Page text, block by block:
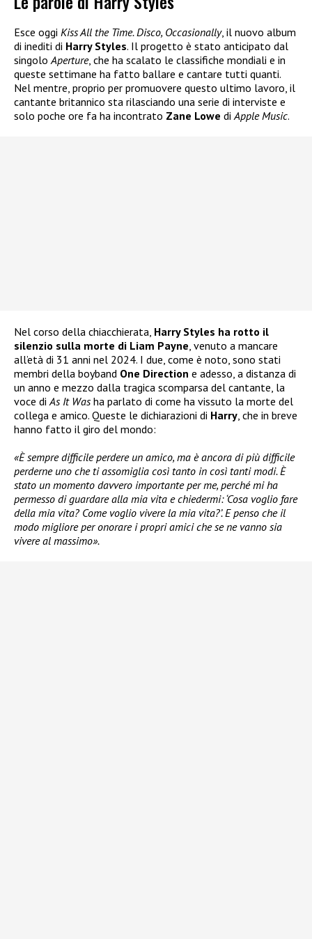
Esce oggi Kiss All the Time. Disco, Occasionally, il nuovo album
di inediti di Harry Styles. Il progetto è stato anticipato dal
singolo Aperture, che ha scalato le classifiche mondiali e in
queste settimane ha fatto ballare e cantare tutti quanti.
Nel mentre, proprio per promuovere questo ultimo lavoro, il
cantante britannico sta rilasciando una serie di interviste e
solo poche ore fa ha incontrato Zane Lowe di Apple Music.
Nel corso della chiacchierata, Harry Styles ha rotto il
silenzio sulla morte di Liam Payne , venuto a mancare
all’età di 31 anni nel 2024. I due, come è noto, sono stati
membri della boyband One Direction e adesso, a distanza di
un anno e mezzo dalla tragica scomparsa del cantante, la
voce di As It Washa parlato di come ha vissuto la morte del
collega e amico. Queste le dichiarazioni di Harry , che in breve
hanno fatto il giro del mondo:
«È sempre difficile perdere un amico, ma è ancora di più difficile
perderne uno che ti assomiglia così tanto in così tanti modi. È
stato un momento davvero importante per me, perché mi ha
permesso di guardare alla mia vita e chiedermi: ‘Cosa voglio fare
della mia vita? Come voglio vivere la mia vita?’. E penso che il
modo migliore per onorare i propri amici che se ne vanno sia
vivere al massimo».